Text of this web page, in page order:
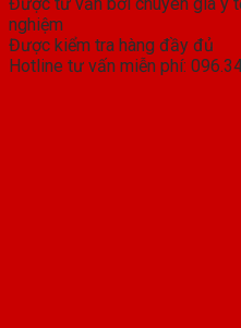
nghiệm
Được kiểm tra hàng đầy đủ
Hotline tư vấn miễn phí: